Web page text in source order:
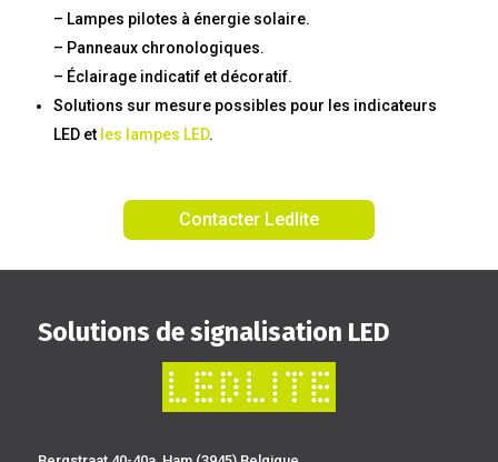
– Lampes pilotes à énergie solaire.
– Panneaux chronologiques.
– Éclairage indicatif et décoratif.
Solutions sur mesure possibles pour les indicateurs
LED et les lampes LED.
Contacter Ledlite
Solutions de signalisation LED